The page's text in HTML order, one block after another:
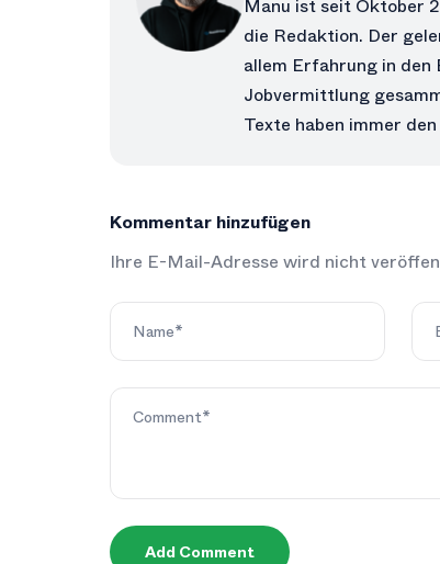
Manu ist seit Oktober
die Redaktion. Der
allem Erfahrung in den
Jobvermittlung
Texte haben immer
Kommentar hinzufügen
Ihre E-Mail-Adresse wird nicht
Add Comment
Alternative: